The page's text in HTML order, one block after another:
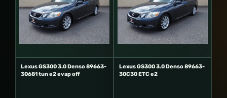
Lexus GS300 3.0 Denso 89663-
30681 tun e2 evap off
Lexus GS300 3.0 Denso 89663-
30C30 ETC e2